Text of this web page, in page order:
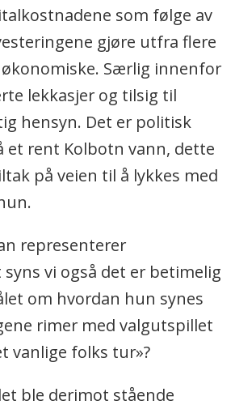
som følge av
gjøre utfra flere
Særlig innenfor
lekkasjer og tilsig til
hensyn. Det er politisk
et rent Kolbotn vann, dette
på veien til å lykkes med
representerer
vi også det er betimelig
om hvordan hun synes
rimer med valgutspillet
vanlige folks tur»?
ble derimot stående